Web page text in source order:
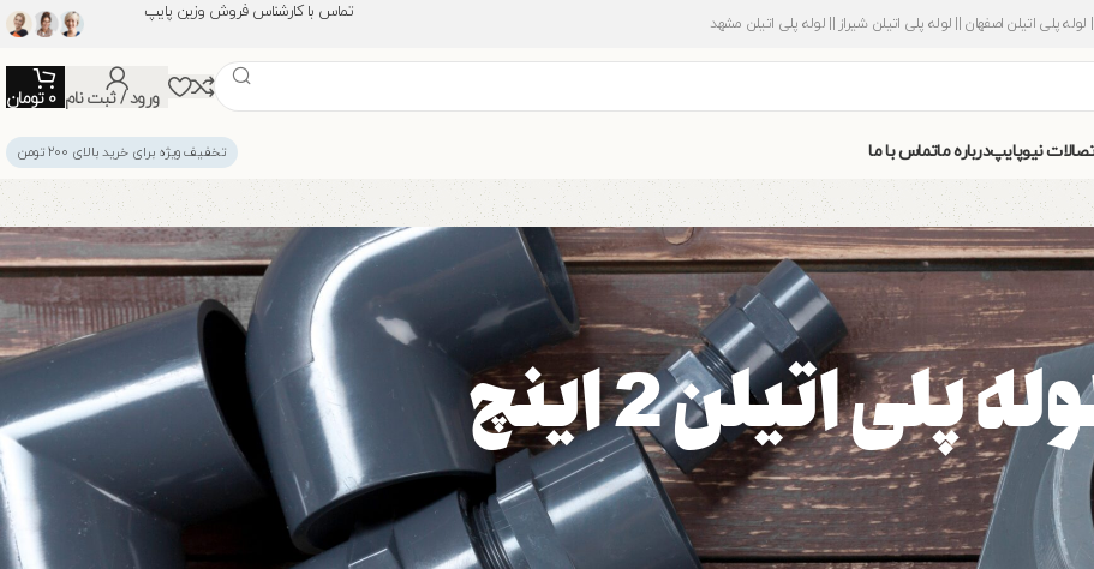
لوله پلی اتیلن اصفهان || لوله پلی اتیلن شیراز || لوله پلی اتیلن مشهد
تماس با کارشناس فروش وزین پایپ
ورود / ثبت نام 0 تومان
نیوپایپدرباره ماتماس با ما تخفیف ویژه برای خرید بالای ۲۰۰ تومن
اتیلن 2 اینچ